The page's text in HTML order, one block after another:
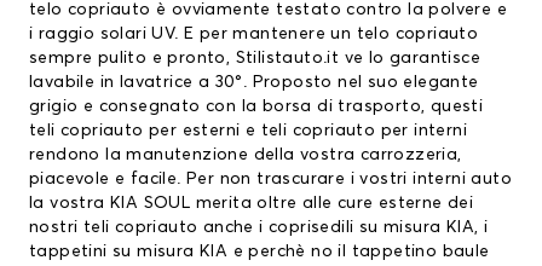
telo copriauto è ovviamente testato contro la polvere e
i raggio solari UV. E per mantenere un telo copriauto
sempre pulito e pronto, Stilistauto.it ve lo garantisce
lavabile in lavatrice a 30°. Proposto nel suo elegante
grigio e consegnato con la borsa di trasporto, questi
teli copriauto per esterni e teli copriauto per interni
rendono la manutenzione della vostra carrozzeria,
piacevole e facile. Per non trascurare i vostri interni auto
la vostra KIA SOUL merita oltre alle cure esterne dei
nostri teli copriauto anche i coprisedili su misura KIA, i
tappetini su misura KIA e perchè no il tappetino baule